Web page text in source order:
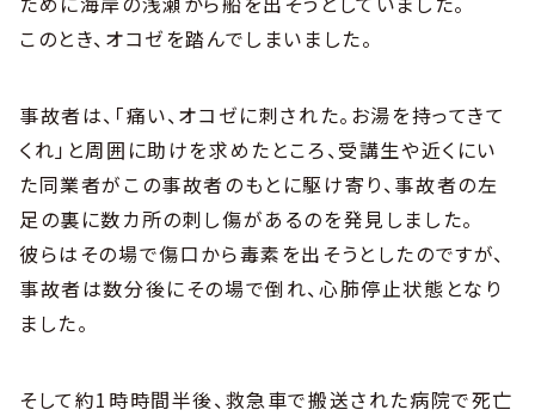
このとき、オコゼを踏んでしまいました。
事故者は、「痛い、オコゼに刺された。お湯を持ってきて
くれ」と周囲に助けを求めたところ、受講生や近くにい
た同業者がこの事故者のもとに駆け寄り、事故者の左
足の裏に数カ所の刺し傷があるのを発見しました。
彼らはその場で傷口から毒素を出そうとしたのですが、
事故者は数分後にその場で倒れ、心肺停止状態となり
ました。
そして約1時時間半後、救急車で搬送された病院で死亡